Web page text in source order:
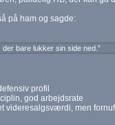
på ham og sagde:
der bare lukker sin side ned.”
profil
god arbejdsrate
videresalgsværdi, men